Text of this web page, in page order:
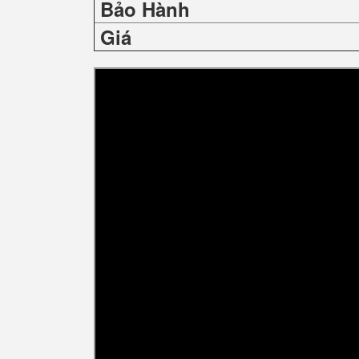
Bảo Hành
Giá